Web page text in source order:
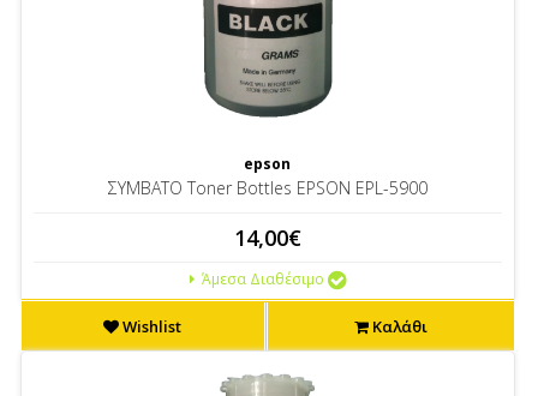
epson
ΣΥΜΒΑΤΟ Toner Bottles EPSON EPL-5900
14,00€
Άμεσα Διαθέσιμο
Wishlist Καλάθι